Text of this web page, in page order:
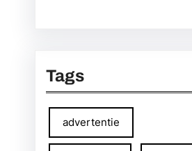
Tags
advertentie